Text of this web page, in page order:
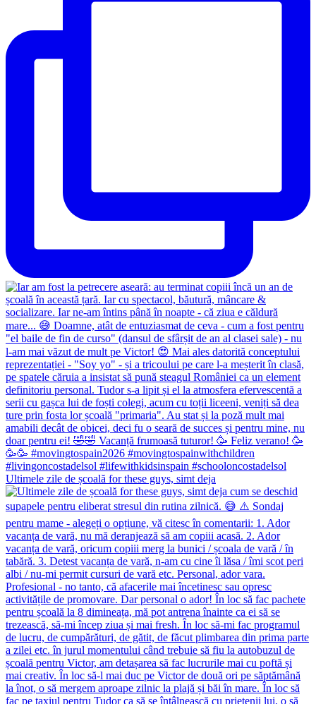
Ultimele zile de școală for these guys, simt deja